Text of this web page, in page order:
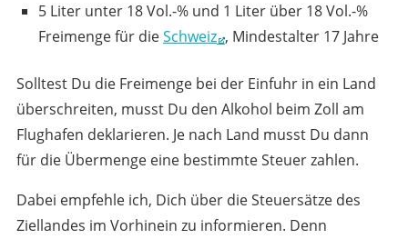
5 Liter unter 18 Vol.-% und 1 Liter über 18 Vol.-%
Freimenge für dieSchweiz , Mindestalter 17 Jahre
Solltest Du die Freimenge bei der Einfuhr in ein Land
überschreiten, musst Du den Alkohol beim Zoll am
Flughafen deklarieren. Je nach Land musst Du dann
für die Übermenge eine bestimmte Steuer zahlen.
Dabei empfehle ich, Dich über die Steuersätze des
Ziellandes im Vorhinein zu informieren. Denn